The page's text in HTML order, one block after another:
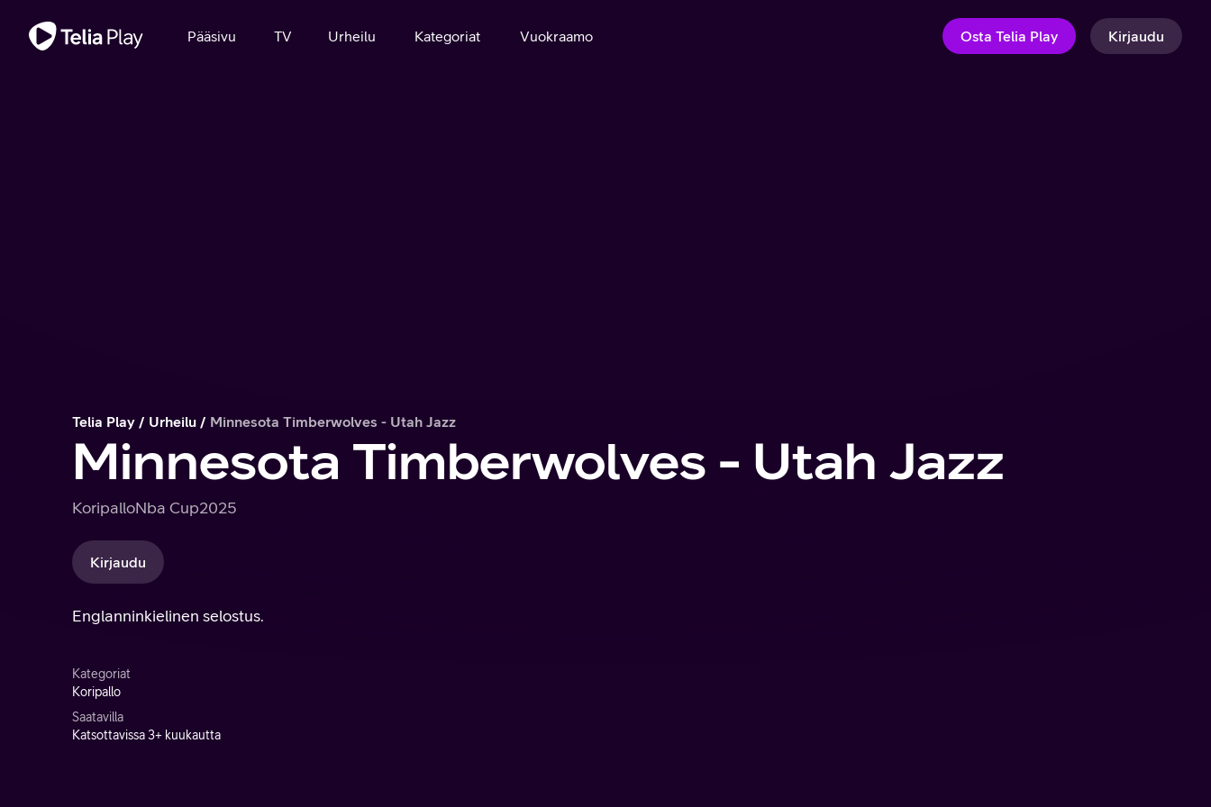
Pääsivu TV Urheilu Kategoriat Vuokraamo Osta Telia Play Kirjaudu
Telia Play Urheilu Minnesota Timberwolves - Utah Jazz
Minnesota Timberwolves - Utah Jazz
KoripalloNba Cup2025
Kirjaudu
Englanninkielinen selostus.
Kategoriat
Koripallo
Saatavilla
Katsottavissa 3+ kuukautta